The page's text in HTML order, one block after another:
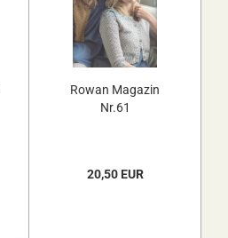
Rowan Magazin
Nr.61
20,50 EUR